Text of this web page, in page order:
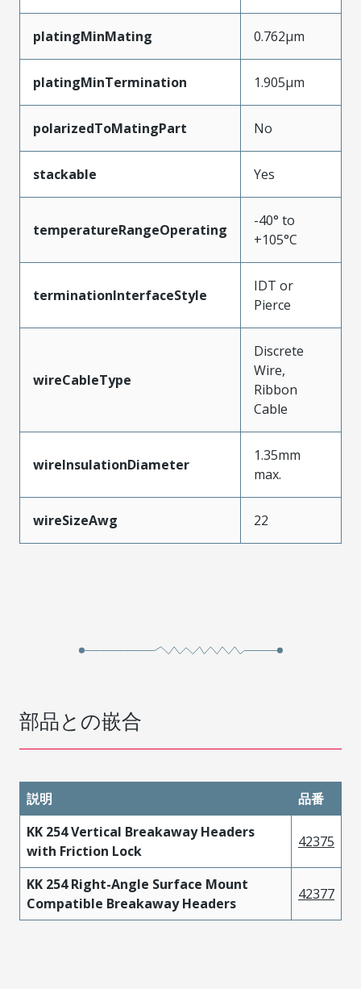
platingMinMating 0.762µm
platingMinTermination 1.905µm
polarizedToMatingPart No
stackable Yes
temperatureRangeOperating
-40° to
+105°C
terminationInterfaceStyle
IDT or
Pierce
wireCableType
Discrete
Wire,
Ribbon
Cable
wireInsulationDiameter
1.35mm
max.
wireSizeAwg 22
部品との嵌合
説明
品番
KK 254 Vertical Breakaway Headers
with Friction Lock
42375
KK 254 Right-Angle Surface Mount
Compatible Breakaway Headers
42377